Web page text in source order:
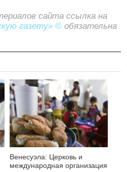
сайта ссылка на
газету» © обязательна
Венесуэла: Церковь и
международная организация